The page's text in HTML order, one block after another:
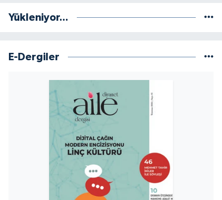
Yükleniyor...
E-Dergiler
Şırnak Müftülüğü
Tekirdağ Müftülüğü
Tokat Müftülüğü
Trabzon Müftülüğü
Tunceli Müftülüğü
Uşak Müftülüğü